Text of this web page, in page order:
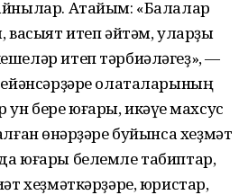
Атайым: «Балалар
васыят итеп әйтәм, уларҙы
итеп тәрбиәләгеҙ», —
олаталарының
бере юғары, икәүһе махсус
һөнәрҙәре буйынса хеҙмәт
юғары белемле табиптар,
хеҙмәткәрҙәре, юристар,